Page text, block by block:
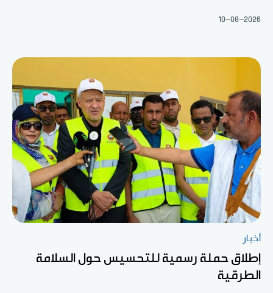
10-08-2026
أخبار
إطلاق حملة رسمية للتحسيس حول السلامة
الطرقية